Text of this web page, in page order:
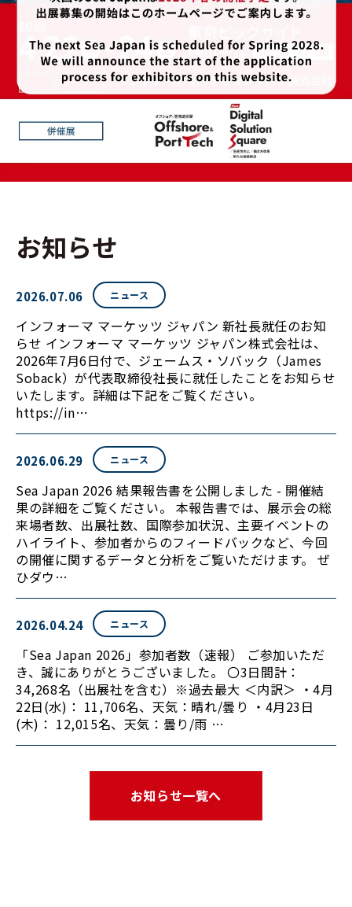
お知らせ
お知らせ一覧へ
2026.07.06 ニュース
インフォーマ マーケッツ ジャパン 新社長就任のお知
らせ インフォーマ マーケッツ ジャパン株式会社は、
2026年7月6日付で、ジェームス・ソバック（James
Soback）が代表取締役社長に就任したことをお知らせ
いたします。詳細は下記をご覧ください。
https://in…
2026.06.29 ニュース
Sea Japan 2026 結果報告書を公開しました - 開催結
果の詳細をご覧ください。 本報告書では、展示会の総
来場者数、出展社数、国際参加状況、主要イベントの
ハイライト、参加者からのフィードバックなど、今回
の開催に関するデータと分析をご覧いただけます。 ぜ
ひダウ…
2026.04.24 ニュース
「Sea Japan 2026」参加者数（速報） ご参加いただ
き、誠にありがとうございました。 〇3日間計：
34,268名（出展社を含む）※過去最大 ＜内訳＞ ・4月
22日(水)： 11,706名、天気：晴れ/曇り ・4月23日
(木)： 12,015名、天気：曇り/雨 …